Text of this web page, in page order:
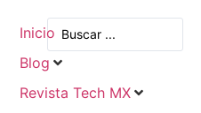
Inicio
Blog
Revista Tech MX